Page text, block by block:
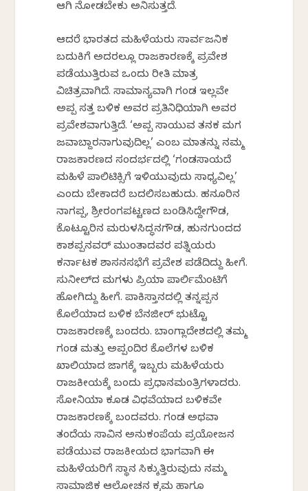
ಆಗಿ ನೋಡಬೇಕು ಅನಿಸುತ್ತದೆ.
ಆದರೆ ಭಾರತದ ಮಹಿಳೆಯರು ಸಾರ್ವಜನಿಕ
ಬದುಕಿಗೆ ಅದರಲ್ಲೂ ರಾಜಕಾರಣಕ್ಕೆ ಪ್ರವೇಶ
ಪಡೆಯುತ್ತಿರುವ ಒಂದು ರೀತಿ ಮಾತ್ರ
ವಿಚಿತ್ರವಾಗಿದೆ. ಸಾಮಾನ್ಯವಾಗಿ ಗಂಡ ಇಲ್ಲವೇ
ಅಪ್ಪ ಸತ್ತ ಬಳಿಕ ಅವರ ಪ್ರತಿನಿಧಿಯಾಗಿ ಅವರ
ಪ್ರವೇಶವಾಗುತ್ತಿದೆ. ‘ಅಪ್ಪ ಸಾಯುವ ತನಕ ಮಗ
ಜವಾಬ್ದಾರನಾಗುವುದಿಲ್ಲ’ ಎಂಬ ಮಾತನ್ನು ನಮ್ಮ
ರಾಜಕಾರಣದ ಸಂದರ್ಭದಲ್ಲಿ ‘ಗಂಡಸಾಯದೆ
ಮಹಿಳೆ ಪಾಲಿಟಿಕ್ಸಿಗೆ ಇಳಿಯುವುದು ಸಾಧ್ಯವಿಲ್ಲ’
ಎಂದು ಬೇಕಾದರೆ ಬದಲಿಸಬಹುದು. ಹನೂರಿನ
ನಾಗಪ್ಪ, ಶ್ರೀರಂಗಪಟ್ಟಣದ ಬಂಡಿಸಿದ್ದೇಗೌಡ,
ಕೊಟ್ಟೂರಿನ ಮರುಳಸಿದ್ಧನಗೌಡ, ಹುನಗುಂದದ
ಕಾಶಪ್ಪನವರ್ ಮುಂತಾದವರ ಪತ್ನಿಯರು
ಕರ್ನಾಟಕ ಶಾಸನಸಭೆಗೆ ಪ್ರವೇಶ ಪಡೆದಿದ್ದು ಹೀಗೆ.
ಸುನೀಲ್‌ದತ್ ಮಗಳು ಪ್ರಿಯಾ ಪಾರ್ಲಿಮೆಂಟಿಗೆ
ಹೋಗಿದ್ದು ಹೀಗೆ. ಪಾಕಿಸ್ತಾನದಲ್ಲಿ ತನ್ನಪ್ಪನ
ಕೊಲೆಯಾದ ಬಳಿಕ ಬೆನಜೀರ್ ಭುಟ್ಟೊ
ರಾಜಕಾರಣಕ್ಕೆ ಬಂದರು. ಬಾಂಗ್ಲಾದೇಶದಲ್ಲಿ ತಮ್ಮ
ಗಂಡ ಮತ್ತು ಅಪ್ಪಂದಿರ ಕೊಲೆಗಳ ಬಳಿಕ
ಖಾಲಿಯಾದ ಜಾಗಕ್ಕೆ ಇಬ್ಬರು ಮಹಿಳೆಯರು
ರಾಜಕೀಯಕ್ಕೆ ಬಂದು ಪ್ರಧಾನಮಂತ್ರಿಗಳಾದರು.
ಸೋನಿಯಾ ಕೂಡ ವಿಧವೆಯಾದ ಬಳಿಕವೇ
ರಾಜಕಾರಣಕ್ಕೆ ಬಂದವರು. ಗಂಡ ಅಥವಾ
ತಂದೆಯ ಸಾವಿನ ಅನುಕಂಪೆಯ ಪ್ರಯೋಜನ
ಪಡೆಯುವ ರಾಜಕೀಯದ ಭಾಗವಾಗಿ ಈ
ಮಹಿಳೆಯರಿಗೆ ಸ್ಥಾನ ಸಿಕ್ಕುತ್ತಿರುವುದು ನಮ್ಮ
ಸಾಮಾಜಿಕ ಆಲೋಚನ ಕ್ರಮ ಹಾಗೂ